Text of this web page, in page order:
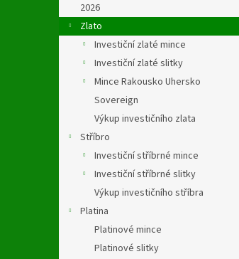
2026
Zlato
Investiční zlaté mince
Investiční zlaté slitky
Mince Rakousko Uhersko
Sovereign
Výkup investičního zlata
Stříbro
Investiční stříbrné mince
Investiční stříbrné slitky
Výkup investičního stříbra
Platina
Platinové mince
Platinové slitky